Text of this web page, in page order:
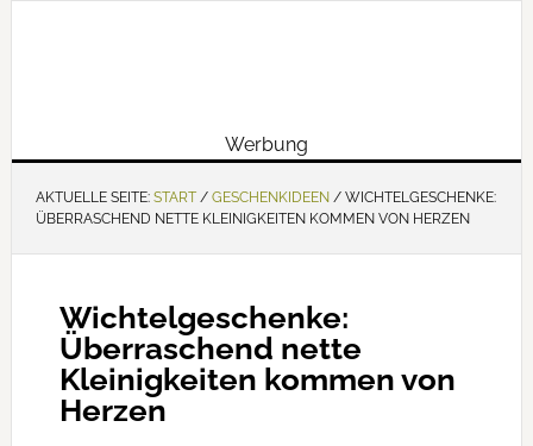
Werbung
AKTUELLE SEITE: START / GESCHENKIDEEN /WICHTELGESCHENKE:
ÜBERRASCHEND NETTE KLEINIGKEITEN KOMMEN VON HERZEN
Wichtelgeschenke:
Überraschend nette
Kleinigkeiten kommen von
Herzen